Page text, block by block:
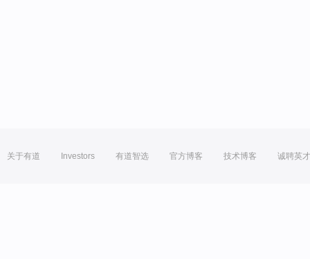
关于有道 Investors 有道智选 官方博客 技术博客 诚聘英才